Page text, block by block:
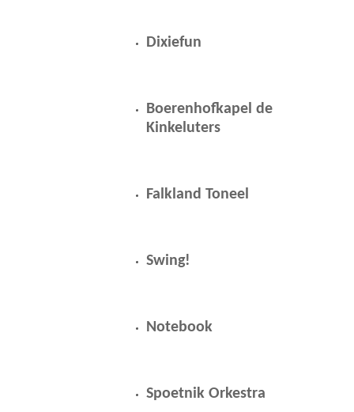
Dixiefun
Boerenhofkapel de
Kinkeluters
Falkland Toneel
Swing!
Notebook
Spoetnik Orkestra